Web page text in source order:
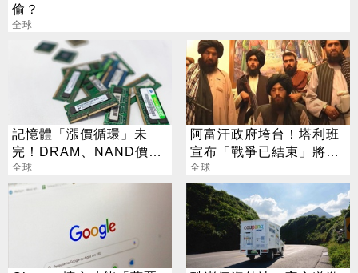
偷？
全球
記憶體「漲價循環」未
完！DRAM、NAND價格
7月再創新高
全球
阿富汗政府垮台！塔利班
宣布「戰爭已結束」將建
國
全球